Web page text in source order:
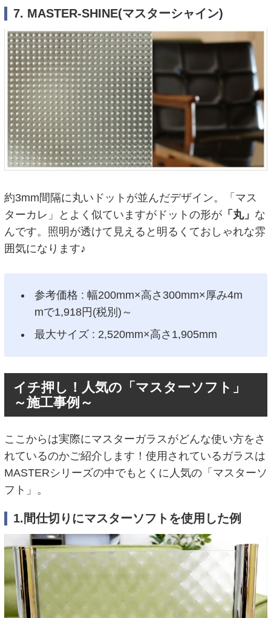
7. MASTER-SHINE(マスターシャイン)
約3mm間隔に丸いドットが並んだデザイン。「マス
ターカレ」とよく似ていますがドットの形が「丸」 な
んです。照明が透けて見えると明るくておしゃれな雰
囲気になります♪
参考価格 : 幅200mm×高さ300mm×厚み4m
mで1,918円(税別)～
最大サイズ : 2,520mm×高さ1,905mm
イチ押し！人気の「マスターソフト」
～施工事例～
ここからは実際にマスターガラスがどんな使い方をさ
れているのかご紹介します！使用されているガラスは
MASTERシリーズの中でもとくに人気の「マスターソ
フト」。
1.間仕切りにマスターソフトを使用した例